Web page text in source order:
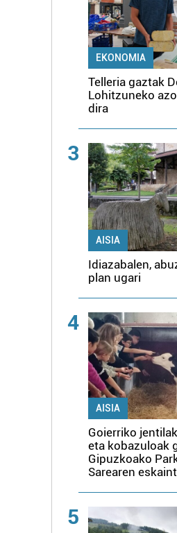
EKONOMIA
Telleria gaztak
Lohitzuneko
dira
3
AISIA
Idiazabalen,
plan ugari
4
AISIA
Goierriko
eta kobazuloak
Gipuzkoako
Sarearen
5